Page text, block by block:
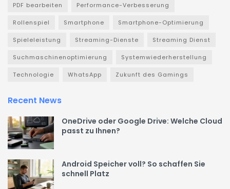
PDF bearbeiten Performance-Verbesserung
Rollenspiel Smartphone Smartphone-Optimierung
Spieleleistung Streaming-Dienste Streaming Dienst
Suchmaschinenoptimierung Systemwiederherstellung
Technologie WhatsApp Zukunft des Gamings
Recent News
OneDrive oder Google Drive: Welche Cloud
passt zu Ihnen?
Android Speicher voll? So schaffen Sie
schnell Platz